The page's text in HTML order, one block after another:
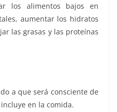
los alimentos bajos en
aumentar los hidratos
las grasas y las proteínas
a que será consciente de
en la comida.